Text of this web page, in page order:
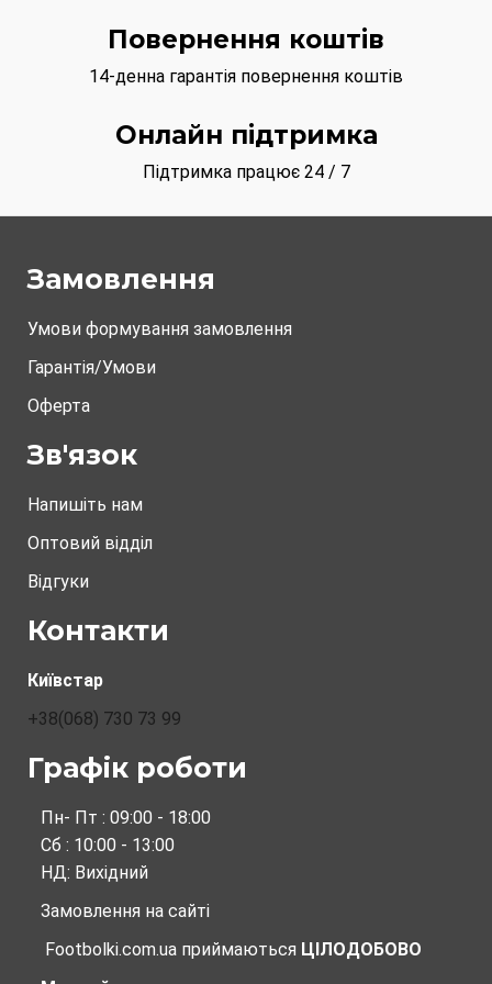
Повернення коштів
14-денна гарантія повернення коштів
Онлайн підтримка
Підтримка працює 24 / 7
Замовлення
Умови формування замовлення
Гарантія/Умови
Оферта
Зв'язок
Напишіть нам
Оптовий відділ
Відгуки
Контакти
Київстар
+38(068) 730 73 99
Графік роботи
Пн- Пт : 09:00 - 18:00
Сб : 10:00 - 13:00
НД: Вихідний
Замовлення на сайті
Footbolki.com.ua приймаються ЦІЛОДОБОВО